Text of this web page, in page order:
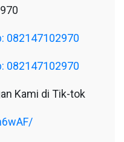
082147102970
082147102970
Kami di Tik-tok